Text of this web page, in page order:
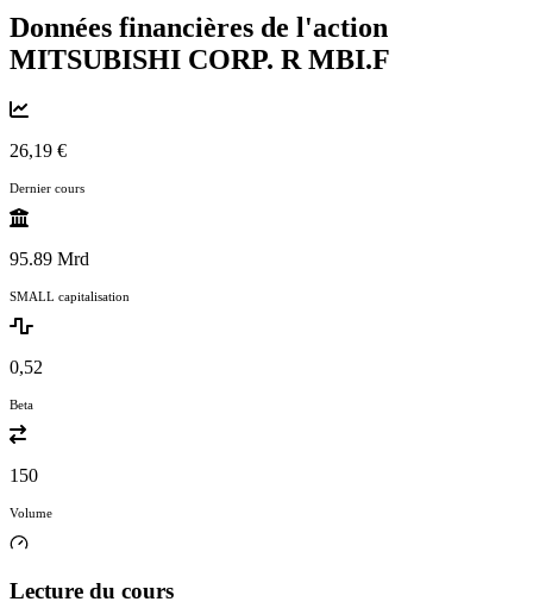
Données financières de l'action
MITSUBISHI CORP. R MBI.F
26,19 €
Dernier cours
95.89 Mrd
SMALL capitalisation
0,52
Beta
150
Volume
Lecture du cours